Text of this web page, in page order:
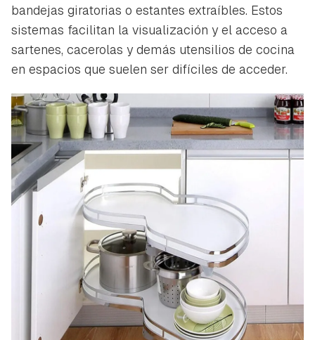
bandejas giratorias o estantes extraíbles. Estos
sistemas facilitan la visualización y el acceso a
sartenes, cacerolas y demás utensilios de cocina
en espacios que suelen ser difíciles de acceder.